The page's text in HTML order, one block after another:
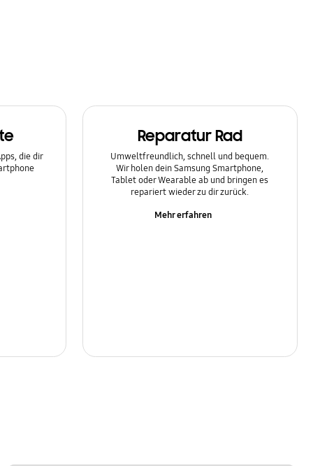
die dir
Reparatur Rad
Umweltfreundlich, schnell und bequem.
Wir holen dein Samsung Smartphone,
Tablet oder Wearable ab und bringen es
repariert wieder zu dir zurück.
Mehr erfahren